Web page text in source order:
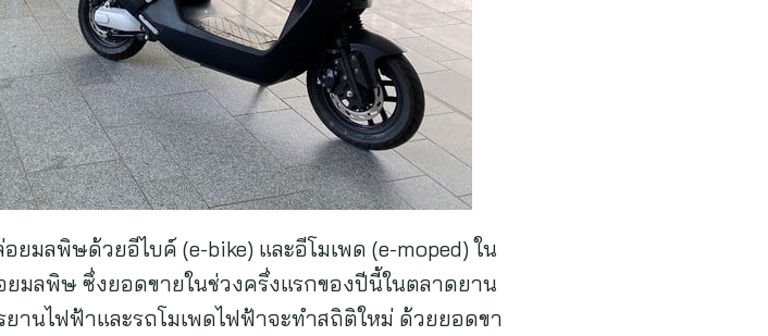
มลพิษด้วยอีไบค์ (e-bike) และอีโมเพด (e-moped) ใน
มลพิษ ซึ่งยอดขายในช่วงครึ่งแรกของปีนี้ในตลาดยาน
านไฟฟ้าและรถโมเพดไฟฟ้าจะทำสถิติใหม่ ด้วยยอดขา